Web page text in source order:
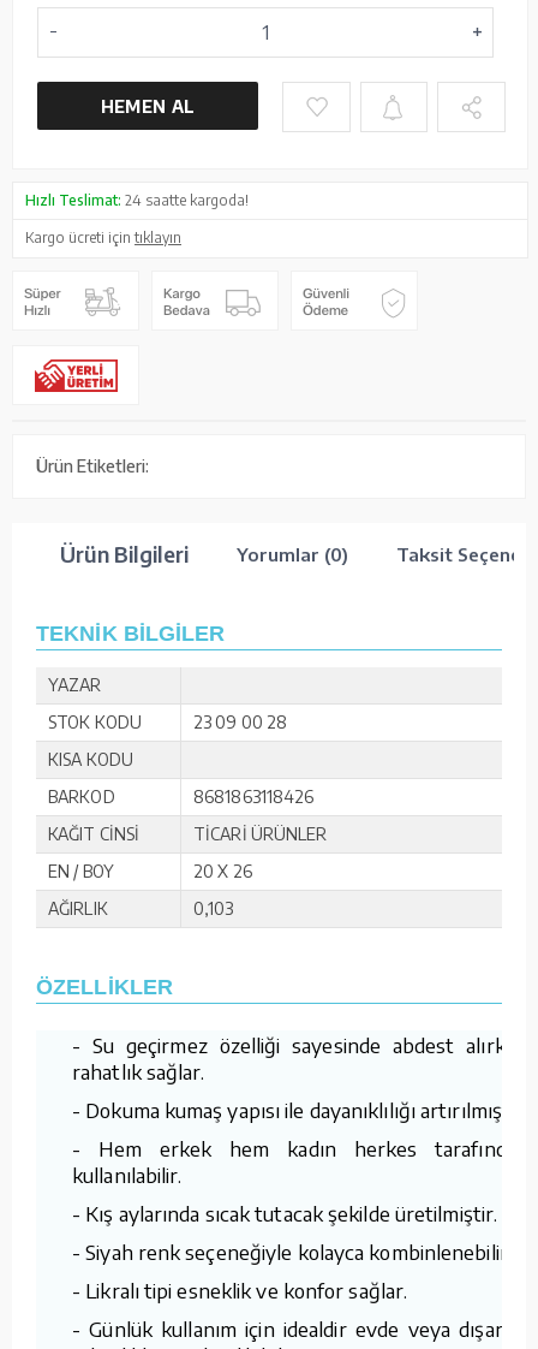
HEMEN AL
Hızlı Teslimat: 24 saatte kargoda!
Kargo ücreti içintıklayın
Ürün Etiketleri:
Ürün Bilgileri Yorumlar (0) Taksit
TEKNİK BİLGİLER
YAZAR
STOK KODU
23 09 00 28
KISA KODU
BARKOD
8681863118426
KAĞIT CİNSİ
TİCARİ ÜRÜNLER
EN / BOY
20 X 26
AĞIRLIK
0,103
ÖZELLİKLER
- Su geçirmez özelliği sayesinde abdest alırken
rahatlık sağlar.
- Dokuma kumaş yapısı ile dayanıklılığı artırılmıştır.
- Hem erkek hem kadın herkes tarafından
kullanılabilir.
- Kış aylarında sıcak tutacak şekilde üretilmiştir.
- Siyah renk seçeneğiyle kolayca kombinlenebilir.
- Likralı tipi esneklik ve konfor sağlar.
- Günlük kullanım için idealdir evde veya dışarıda